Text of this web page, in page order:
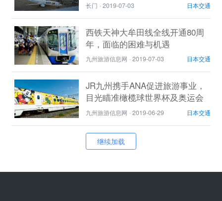
长门 ·2019-07-03 日本交通
西铁天神大牟田线全线开通80周
年，面临的困难与机遇
九州旅游信息网 ·2019-07-03 日本交通
JR九州携手ANA促进旅游事业，
目光瞄准橄榄球世界杯及奥运会
期间外国游客
九州旅游信息网 ·2019-06-29 日本交通
继续加载